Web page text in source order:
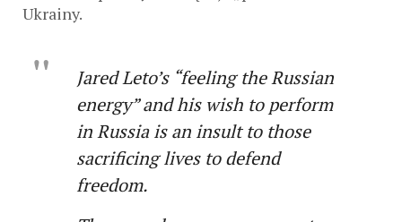
Ukrainy.
Jared Leto’s “feeling the Russian
energy” and his wish to perform
in Russia is an insult to those
sacrificing lives to defend
freedom.